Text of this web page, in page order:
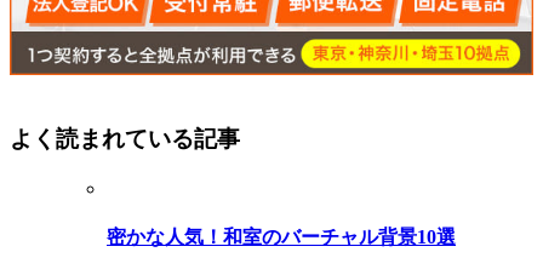
よく読まれている記事
密かな人気！和室のバーチャル背景10選